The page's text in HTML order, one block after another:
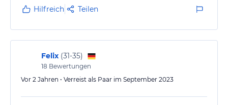
Hilfreich Teilen
Felix (31-35)
18 Bewertungen
Vor 2 Jahren • Verreist als Paar im September 2023